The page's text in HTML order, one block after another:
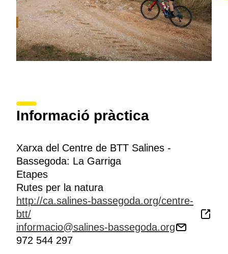
Informació pràctica
Xarxa del Centre de BTT Salines -
Bassegoda: La Garriga
Etapes
Rutes per la natura
http://ca.salines-bassegoda.org/centre-
btt/
informacio@salines-bassegoda.org
972 544 297